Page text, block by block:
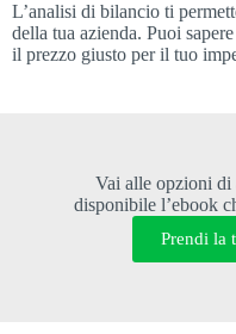
L’analisi di bilancio ti
della tua azienda. Puoi
il prezzo giusto per il tuo
Vai alle opzioni di
disponibile l’ebook
Prendi la